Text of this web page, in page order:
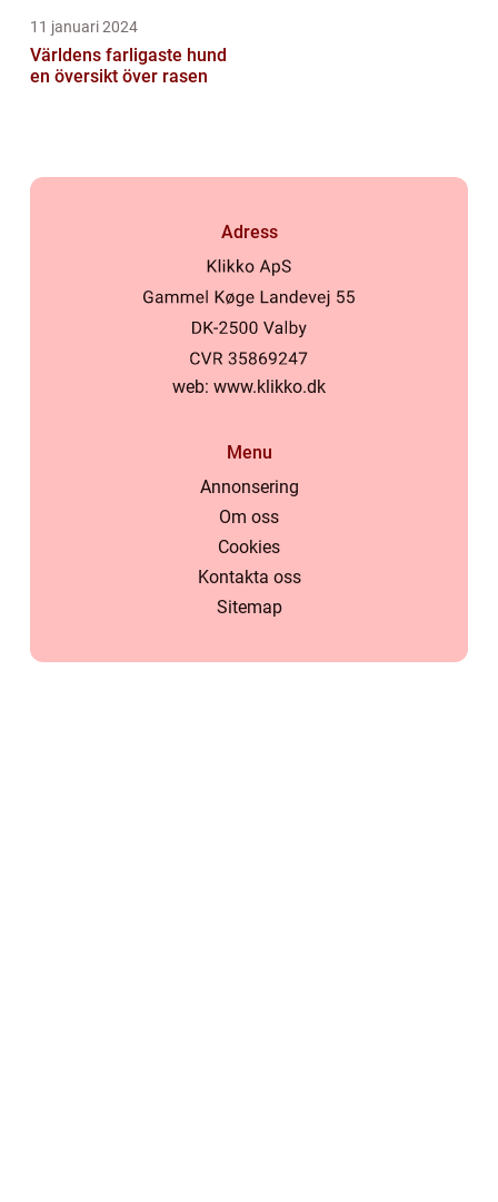
11 januari 2024
Världens farligaste hund
en översikt över rasen
Adress
web: www.klikko.dk
Menu
Annonsering
Om oss
Cookies
Kontakta oss
Sitemap